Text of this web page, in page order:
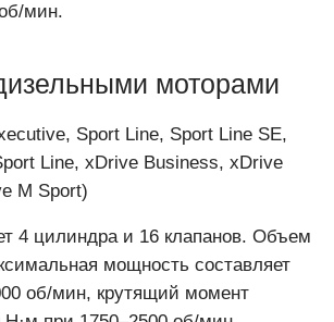
мин.
моторами
Sport Line, Sport Line SE,
Line, xDrive Business, xDrive
M Sport)
4 цилиндра и 16 клапанов. Объем
мощность составляет
об/мин, крутящий момент